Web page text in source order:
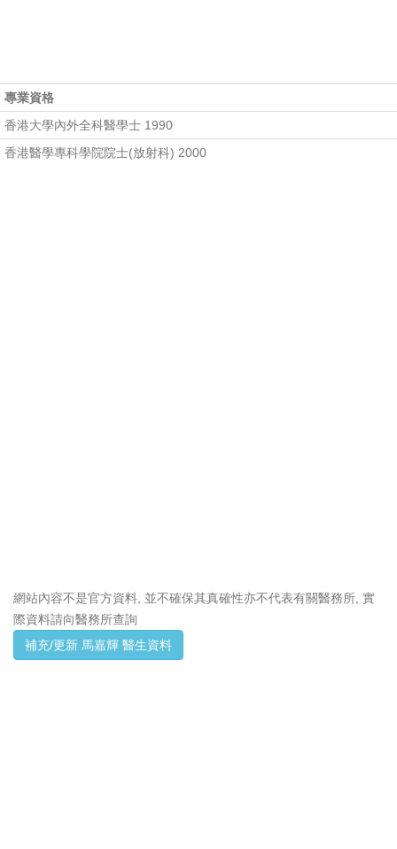
專業資格
香港大學內外全科醫學士 1990
香港醫學專科學院院士(放射科) 2000
網站內容不是官方資料, 並不確保其真確性亦不代表有關醫務所, 實
際資料請向醫務所查詢
補充/更新 馬嘉輝 醫生資料